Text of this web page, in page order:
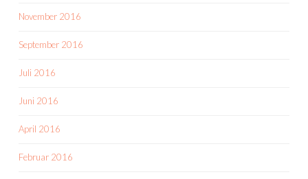
November 2016
September 2016
Juli 2016
Juni 2016
April 2016
Februar 2016